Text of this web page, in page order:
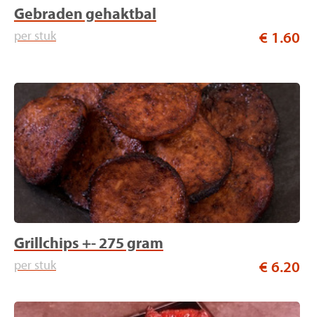
Gebraden gehaktbal
per stuk € 1.60
Grillchips +- 275 gram
per stuk € 6.20